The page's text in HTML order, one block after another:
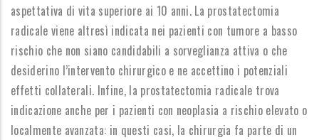
aspettativa di vita superiore ai 10 anni. La prostatectomia
radicale viene altresì indicata nei pazienti con tumore a basso
rischio che non siano candidabili a sorveglianza attiva o che
desiderino l’intervento chirurgico e ne accettino i potenziali
effetti collaterali. Infine, la prostatectomia radicale trova
indicazione anche per i pazienti con neoplasia a rischio elevato o
localmente avanzata: in questi casi, la chirurgia fa parte di un